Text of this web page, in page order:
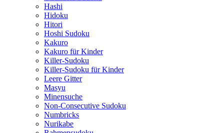
Hashi
Hidoku
Hitori
Hoshi Sudoku
Kakuro
Kakuro für Kinder
Killer-Sudoku
Killer-Sudoku für Kinder
Leere Gitter
Masyu
Minensuche
Non-Consecutive Sudoku
Numbricks
Nurikabe